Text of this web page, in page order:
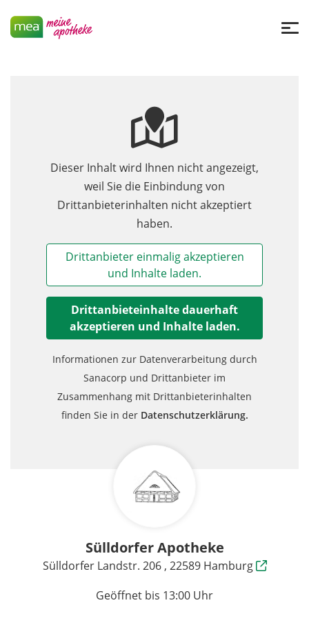
Dieser Inhalt wird Ihnen nicht angezeigt,
weil Sie die Einbindung von
Drittanbieterinhalten nicht akzeptiert
haben.
Drittanbieter einmalig akzeptieren
und Inhalte laden.
Drittanbieteinhalte dauerhaft
akzeptieren und Inhalte laden.
Informationen zur Datenverarbeitung durch
Sanacorp und Drittanbieter im
Zusammenhang mit Drittanbieterinhalten
finden Sie in der Datenschutzerklärung.
Sülldorfer Apotheke
Sülldorfer Landstr. 206 , 22589 Hamburg
Geöffnet bis 13:00 Uhr